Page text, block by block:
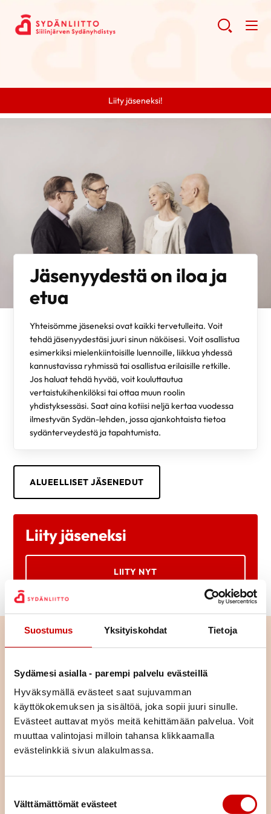
Suostumus Yksityiskohdat Tietoja
Sydämesi asialla - parempi palvelu evästeillä
Hyväksymällä evästeet saat sujuvamman
käyttökokemuksen ja sisältöä, joka sopii juuri sinulle.
Evästeet auttavat myös meitä kehittämään palvelua. Voit
muuttaa valintojasi milloin tahansa klikkaamalla
evästelinkkiä sivun alakulmassa.
Välttämättömät evästeet
Liity jäseneksi!
Jäsenyydestä on iloa ja
etua
Yhteisömme jäseneksi ovat kaikki tervetulleita. Voit
tehdä jäsenyydestäsi juuri sinun näköisesi. Voit osallistua
esimerkiksi mielenkiintoisille luennoille, liikkua yhdessä
kannustavissa ryhmissä tai osallistua erilaisille retkille.
Jos haluat tehdä hyvää, voit kouluttautua
vertaistukihenkilöksi tai ottaa muun roolin
yhdistyksessäsi. Saat aina kotiisi neljä kertaa vuodessa
ilmestyvän Sydän-lehden, jossa ajankohtaista tietoa
sydänterveydestä ja tapahtumista.
ALUEELLISET JÄSENEDUT
Liity jäseneksi
LIITY NYT
Tutustu toimintaan alueellamme